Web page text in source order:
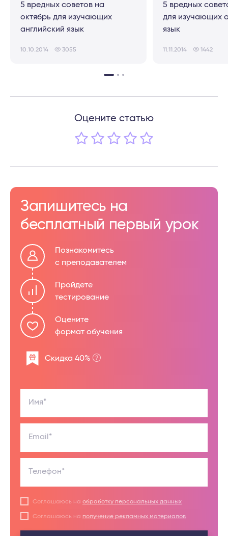
5 вредных советов на
октябрь для изучающих
английский язык
10.10.2014 3055
5 вредных
для изучающих
язык
11.11.2014 1442
Оцените статью
Запишитесь на
бесплатный первый урок
Познакомитесь
с преподавателем
Пройдете
тестирование
Оцените
формат обучения
Скидка 40%
Имя*
Email*
Телефон*
Соглашаюсь на обработку персональных данных
Соглашаюсь на получение рекламных материалов